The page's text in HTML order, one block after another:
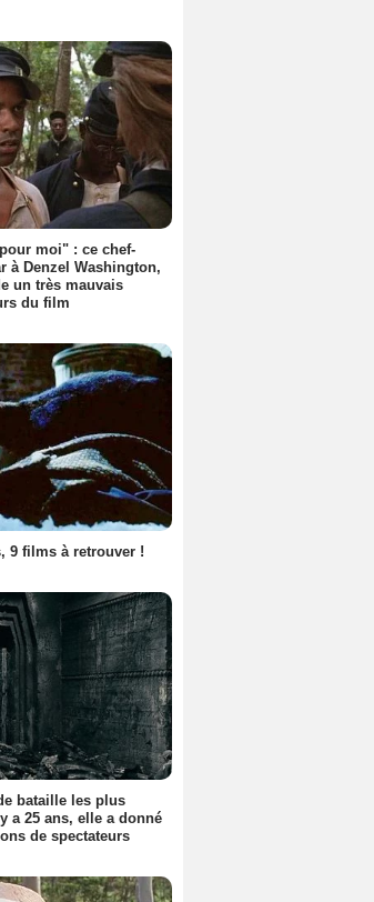
moi" : ce chef-
à Denzel Washington,
un très mauvais
du film
9 films à retrouver !
bataille les plus
a 25 ans, elle a donné
de spectateurs